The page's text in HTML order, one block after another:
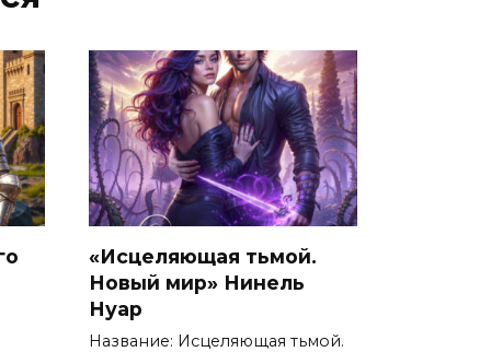
«Исцеляющая тьмой.
Новый мир» Нинель
Нуар
Название: Исцеляющая тьмой.